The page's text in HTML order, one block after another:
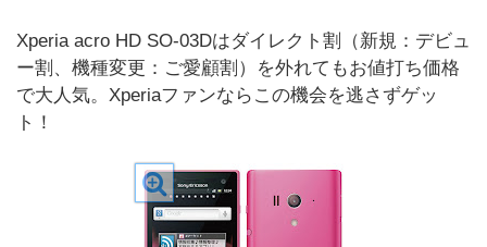
Xperia acro HD SO-03Dはダイレクト割（新規：デビュ
ー割、機種変更：ご愛顧割）を外れてもお値打ち価格
で大人気。Xperiaファンならこの機会を逃さずゲッ
ト！